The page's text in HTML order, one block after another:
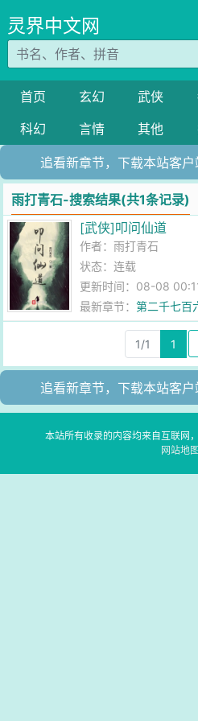
灵界中文网
首页 玄幻 武侠
科幻
言情 其他
追看新章节，下载本站客
雨打青石-搜索结果(共1条记录)
[武侠]叩问仙道
作者：雨打青石
状态：连载
更新时间：08-08
最新章节：第二千七百
1/1 1
追看新章节，下载本站客
本站所有收录的内容均来自互联网
网站地图